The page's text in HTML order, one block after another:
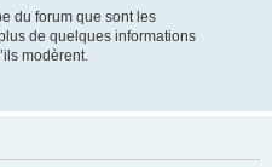
du forum que sont les
de quelques informations
modèrent.